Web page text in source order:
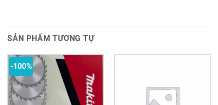
SẢN PHẨM TƯƠNG TỰ
-100%